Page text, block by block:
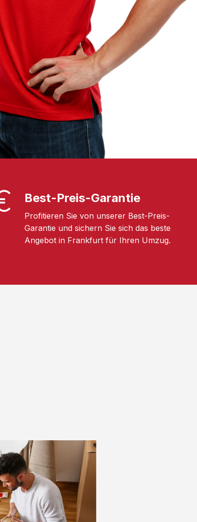
Best-Preis-Garantie
Profitieren Sie von unserer Best-Preis-
Garantie und sichern Sie sich das beste
Angebot in Frankfurt für Ihren Umzug.